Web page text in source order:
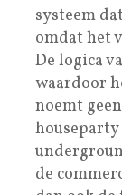
systeem
omdat het
De logica
waardoor
noemt
houseparty
de